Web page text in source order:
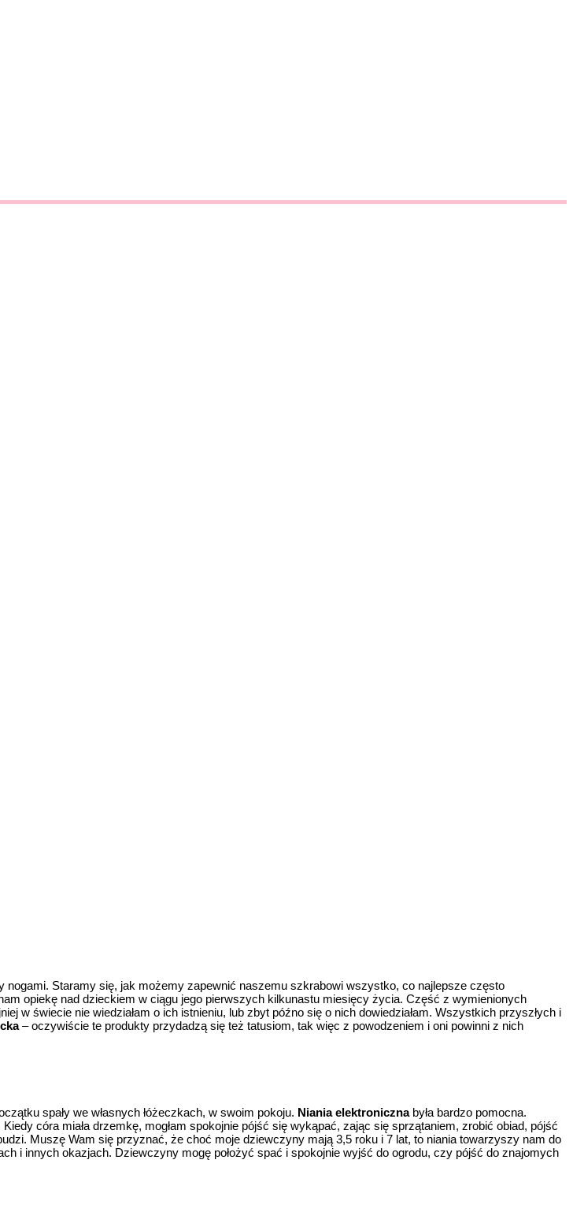
Staramy się, jak możemy zapewnić naszemu szkrabowi wszystko, co najlepsze często
opiekę nad dzieckiem w ciągu jego pierwszych kilkunastu miesięcy życia. Część z wymienionych
w świecie nie wiedziałam o ich istnieniu, lub zbyt późno się o nich dowiedziałam. Wszystkich przyszłych i
– oczywiście te produkty przydadzą się też tatusiom, tak więc z powodzeniem i oni powinni z nich
spały we własnych łóżeczkach, w swoim pokoju. Niania elektronicznabyła bardzo pomocna.
córa miała drzemkę, mogłam spokojnie pójść się wykąpać, zając się sprzątaniem, zrobić obiad, pójść
Muszę Wam się przyznać, że choć moje dziewczyny mają 3,5 roku i 7 lat, to niania towarzyszy nam do
i innych okazjach. Dziewczyny mogę położyć spać i spokojnie wyjść do ogrodu, czy pójść do znajomych